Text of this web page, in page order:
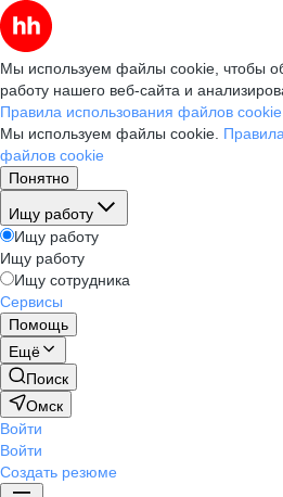
Мы используем файлы cookie, чтобы
работу нашего веб-сайта и
Правила использования файлов cookie
Мы используем файлы cookie.
файлов cookie
Понятно
Ищу работу
Ищу работу
Ищу работу
Ищу сотрудника
Сервисы
Помощь
Ещё
Поиск
Омск
Войти
Войти
Создать резюме